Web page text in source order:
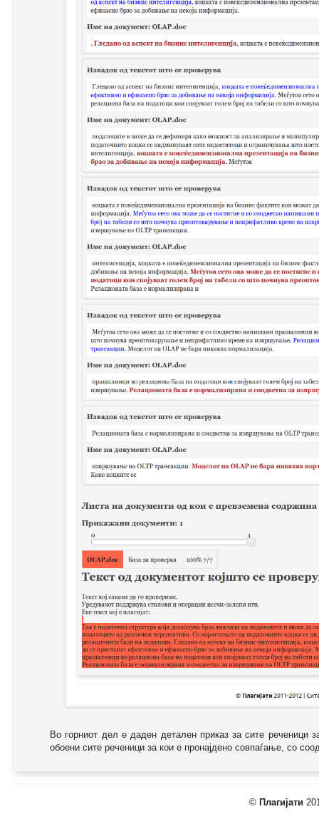
Во горниот дел е даден детален приказ за сите реченици
обоени сите реченици за кои е пронајдено совпаѓање, со
© Плагијати